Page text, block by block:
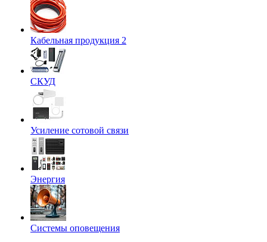
Кабельная продукция 2
СКУД
Усиление сотовой связи
Энергия
Системы оповещения